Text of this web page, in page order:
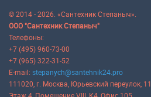
© 2014 - 2026. «Сантехник Степаныч».
ООО "Сантехник Степаныч"
Телефоны:
+7 (495) 960-73-00
+7 (965) 322-31-52
E-mail: stepanych@santehnik24.pro
111020 , г. Москва Юрьевский переулок, 11